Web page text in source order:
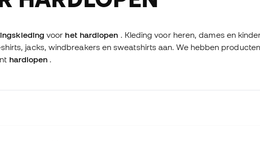
voor het hardlopen . Kleding voor heren, dames en
jacks, windbreakers en sweatshirts aan. We hebben
hardlopen .